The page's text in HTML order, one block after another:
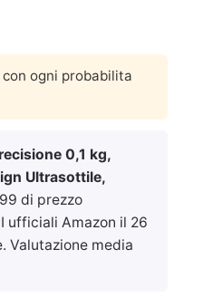
ogni probabilita
0,1 kg,
Ultrasottile,
di prezzo
ufficiali Amazon il 26
Valutazione media